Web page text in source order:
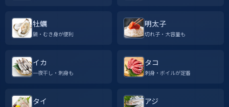
牡蠣
鍋・むき身が便利
明太子
切れ子・大容量も
イカ
一夜干し・刺身も
タコ
刺身・ボイルが定番
タイ アジ